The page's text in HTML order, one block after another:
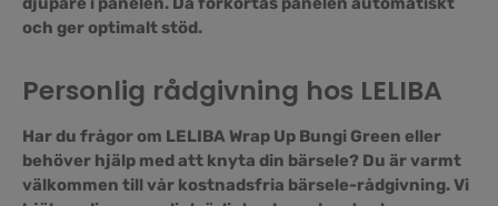
och ger optimalt stöd.
Personlig rådgivning hos LELIBA
Har du frågor om LELIBA Wrap Up Bungi Green eller
behöver hjälp med att knyta din bärsele? Du är varmt
välkommen till vår kostnadsfria bärsele-rådgivning. Vi